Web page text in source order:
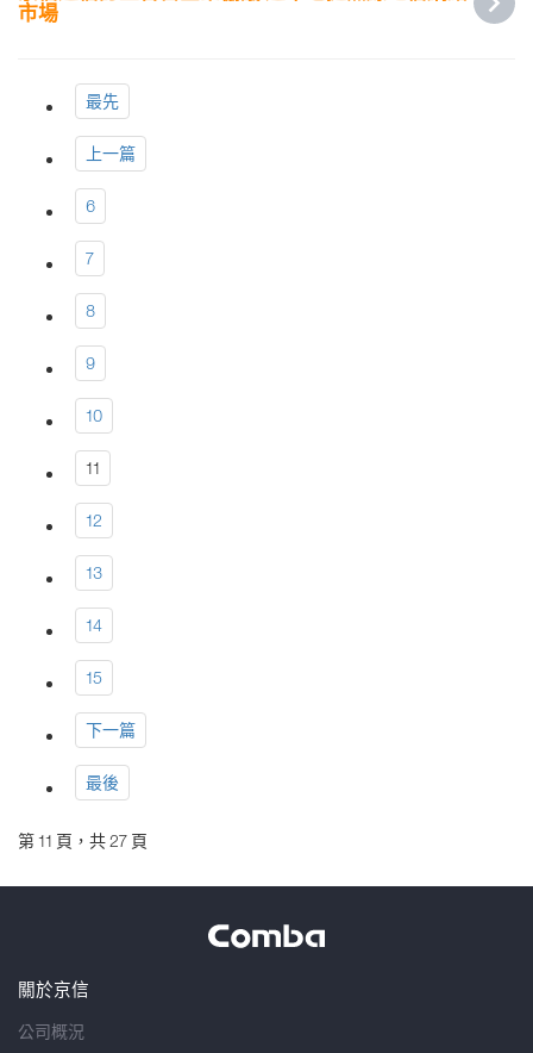
市場
最先
上一篇
6
7
8
9
10
11
12
13
14
15
下一篇
最後
第 11 頁，共 27 頁
關於京信
公司概況